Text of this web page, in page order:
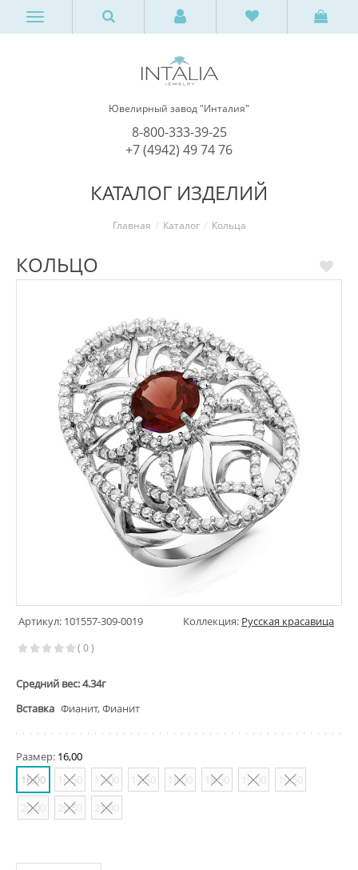
Ювелирный завод "Инталия"
8-800-333-39-25
+7 (4942) 49 74 76
КАТАЛОГ ИЗДЕЛИЙ
Главная Каталог Кольца
КОЛЬЦО
Артикул: 101557-309-0019 Коллекция: Русская красавица
( 0 )
Средний вес: 4.34г
Вставка Фианит, Фианит
Размер: 16,00
16,00
16,50 17,00 17,50 18,00 18,50 19,00
19,50
20,00
20,50 21,00